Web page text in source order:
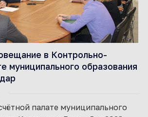
в Контрольно-
муниципального образования
палате муниципального